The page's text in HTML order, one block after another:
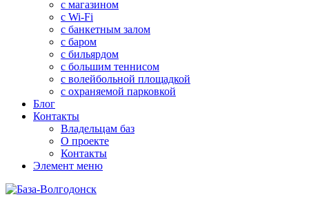
с магазином
с Wi-Fi
с банкетным залом
с баром
с бильярдом
с большим теннисом
с волейбольной площадкой
с охраняемой парковкой
Блог
Контакты
Владельцам баз
О проекте
Контакты
Элемент меню